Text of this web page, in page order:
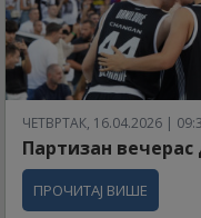
ЧЕТВРТАК, 16.04.2026 |
Партизан вечерас
ПРОЧИТАЈ ВИШЕ